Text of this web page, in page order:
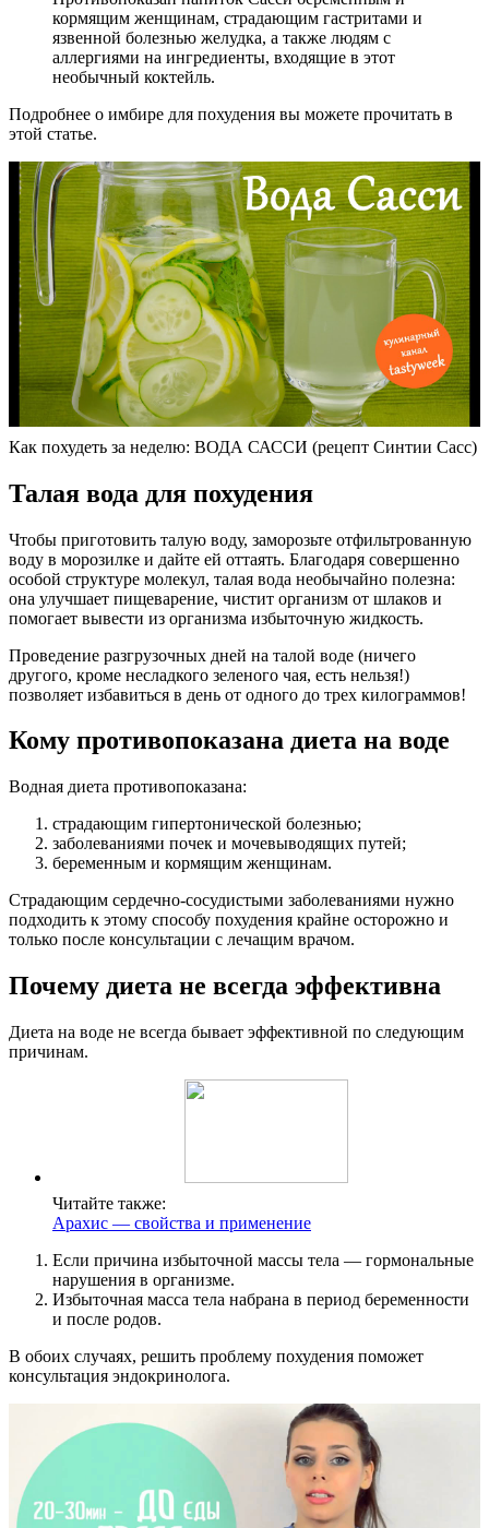
кормящим женщинам, страдающим гастритами и
язвенной болезнью желудка, а также людям с
аллергиями на ингредиенты, входящие в этот
необычный коктейль.
Подробнее о имбире для похудения вы можете прочитать в
этой статье.
Как похудеть за неделю: ВОДА САССИ (рецепт Синтии Сасс)
Талая вода для похудения
Чтобы приготовить талую воду, заморозьте отфильтрованную
воду в морозилке и дайте ей оттаять. Благодаря совершенно
особой структуре молекул, талая вода необычайно полезна:
она улучшает пищеварение, чистит организм от шлаков и
помогает вывести из организма избыточную жидкость.
Проведение разгрузочных дней на талой воде (ничего
другого, кроме несладкого зеленого чая, есть нельзя!)
позволяет избавиться в день от одного до трех килограммов!
Кому противопоказана диета на воде
Водная диета противопоказана:
страдающим гипертонической болезнью;
заболеваниями почек и мочевыводящих путей;
беременным и кормящим женщинам.
Страдающим сердечно-сосудистыми заболеваниями нужно
подходить к этому способу похудения крайне осторожно и
только после консультации с лечащим врачом.
Почему диета не всегда эффективна
Диета на воде не всегда бывает эффективной по следующим
причинам.
Читайте также:
Арахис — свойства и применение
Если причина избыточной массы тела — гормональные
нарушения в организме.
Избыточная масса тела набрана в период беременности
и после родов.
В обоих случаях, решить проблему похудения поможет
консультация эндокринолога.